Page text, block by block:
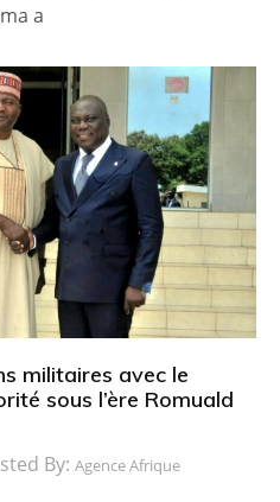
a
militaires avec le
sous l’ère Romuald
By: Agence Afrique